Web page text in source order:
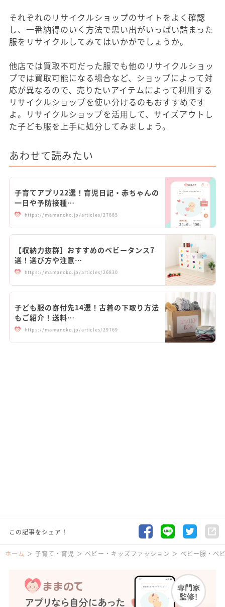
それぞれのリサイクルショップのサイトをよく確認
し、一番納得のいく方法で思い出がいっぱい詰まった
服をリサイクルしてみてはいかがでしょうか。
他店では買取不可だった服でも他のリサイクルショッ
プでは買取可能になる場合など、ショップによって対
応が異なるので、売りたいアイテムによって利用する
リサイクルショップを使い分けるのもおすすめです
よ。リサイクルショップを活用して、サイズアウトし
た子ども服を上手に処分してみましょう。
あわせて読みたい
子育てアプリ22選！育児日記・赤ちゃんの
一日や予防接種…
https://mamanoko.jp/articles/27885
【収納力抜群】おすすめのベビータンス7
選！選び方や注意…
https://mamanoko.jp/articles/26830
子ども服の寄付先14選！古着の下取り方法
もご紹介！送料…
https://mamanoko.jp/articles/29769
この記事をシェア！
ホーム 子育て・育児 ベビー・キッズファッション ベビー服・ベ